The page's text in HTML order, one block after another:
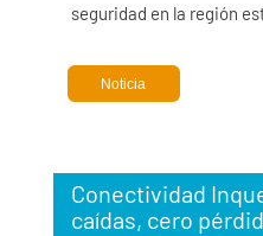
seguridad en la región
Noticia
Conectividad
caídas, cero